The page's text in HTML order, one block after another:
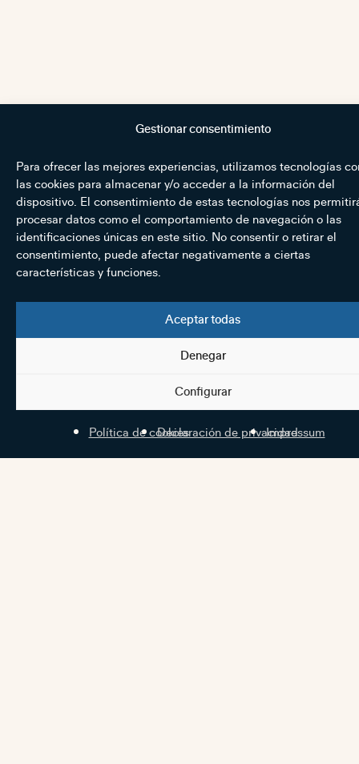
Gestionar consentimiento
Para ofrecer las mejores experiencias, utilizamos tecnologías
las cookies para almacenar y/o acceder a la información del
dispositivo. El consentimiento de estas tecnologías nos
procesar datos como el comportamiento de navegación o las
identificaciones únicas en este sitio. No consentir o retirar el
consentimiento, puede afectar negativamente a ciertas
características y funciones.
Aceptar todas
Denegar
Configurar
Política de cookiesDeclaración de privacidad
Impressum